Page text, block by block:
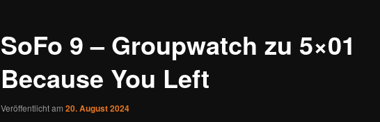
SoFo 9 – Groupwatch zu 5×01
Because You Left
Veröffentlicht am 20. August 2024